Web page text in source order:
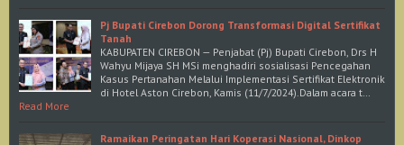
Pj Bupati Cirebon Dorong Transformasi Digital Sertifikat
Tanah
KABUPATEN CIREBON — Penjabat (Pj) Bupati Cirebon, Drs H
Wahyu Mijaya SH MSi menghadiri sosialisasi Pencegahan
Kasus Pertanahan Melalui Implementasi Sertifikat Elektronik
di Hotel Aston Cirebon, Kamis (11/7/2024).Dalam acara t…
Read More
Ramaikan Peringatan Hari Koperasi Nasional, Dinkop